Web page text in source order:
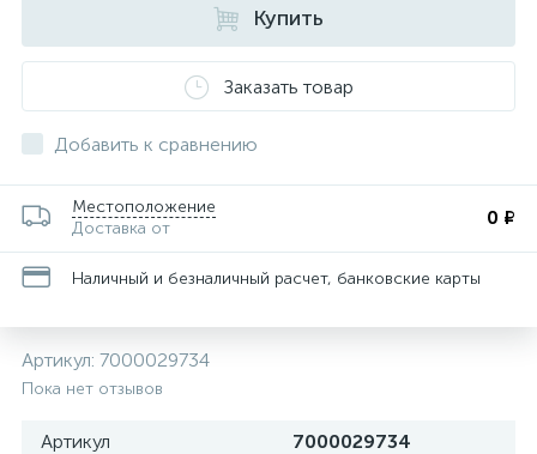
Купить
Заказать товар
Добавить к сравнению
Местоположение
Доставка от
0 ₽
Наличный и безналичный расчет, банковские карты
Артикул: 7000029734
Пока нет отзывов
Артикул
7000029734